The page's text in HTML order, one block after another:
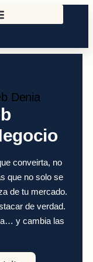
Denia
conveirta, no
que no solo se
de tu mercado.
de verdad.
y cambia las